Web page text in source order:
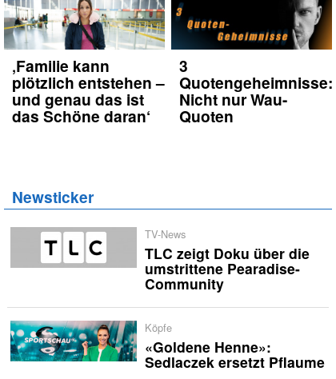
‚Familie kann
plötzlich entstehen –
und genau das ist
das Schöne daran‘
3
Quotengeheimnisse:
Nicht nur Wau-
Quoten
Newsticker
TV-News
TLC zeigt Doku über die
umstrittene Pearadise-
Community
Köpfe
«Goldene Henne»:
Sedlaczek ersetzt Pflaume